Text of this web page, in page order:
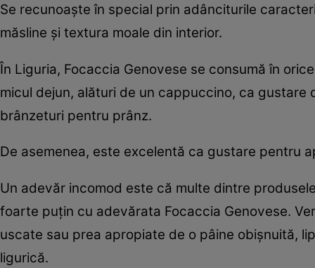
Se recunoaște în special prin adânciturile
măsline și textura moale din interior.
În Liguria, Focaccia Genovese se consumă în
micul dejun, alături de un cappuccino, ca
brânzeturi pentru prânz.
De asemenea, este excelentă ca gustare pentru
Un adevăr incomod este că multe dintre
foarte puțin cu adevărata Focaccia Genovese.
uscate sau prea apropiate de o pâine obișnuită,
ligurică.